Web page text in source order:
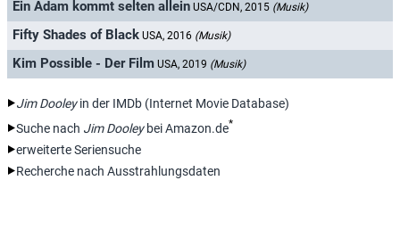
Ein Adam kommt selten allein USA/CDN, 2015 (Musik)
Fifty Shades of Black USA, 2016 (Musik)
Kim Possible - Der Film USA, 2019 (Musik)
Jim Dooleyin der IMDb (Internet Movie Database)
Suche nach Jim Dooleybei Amazon.de*
erweiterte Seriensuche
Recherche nach Ausstrahlungsdaten